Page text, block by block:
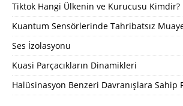
Tiktok Hangi Ülkenin ve Kurucusu Kimdir?
Kuantum Sensörlerinde Tahribatsız
Ses İzolasyonu
Kuasi Parçacıkların Dinamikleri
Halüsinasyon Benzeri Davranışlara Sahip